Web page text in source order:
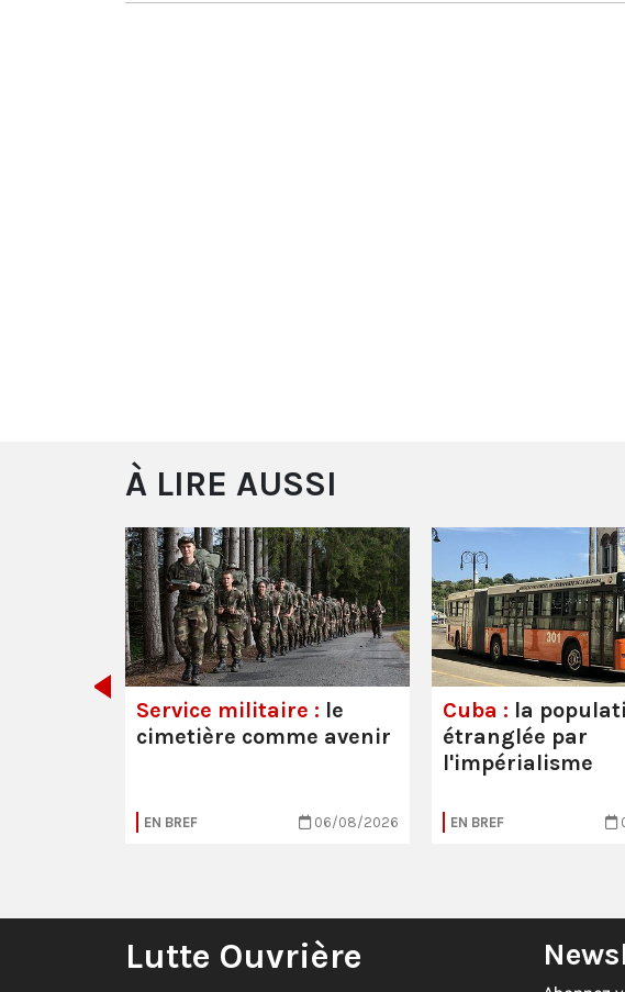
À LIRE AUSSI
Service militaire : le
cimetière comme avenir
EN BREF 06/08/2026
Cuba : la
étranglée par
l'impérialisme
EN BREF
Lutte Ouvrière